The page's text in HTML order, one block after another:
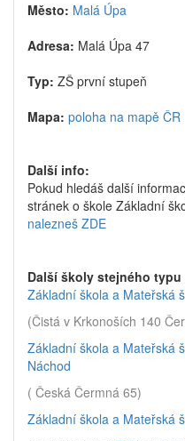
Město: Malá Úpa
Adresa: Malá Úpa 47
Typ: ZŠ první stupeň
Mapa: poloha na mapě ČR
Další info:
Pokud hledáš další
stránek o škole Základní
nalezneš ZDE
Další školy stejného typu
Základní škola a Mateřská
(Čistá v Krkonoších 140
Základní škola a Mateřská
Náchod
( Česká Čermná 65)
Základní škola a Mateřská